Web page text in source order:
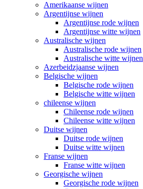
Amerikaanse wijnen
Argentijnse wijnen
Argentijnse rode wijnen
Argentijnse witte wijnen
Australische wijnen
Australische rode wijnen
Australische witte wijnen
Azerbeidzjaanse wijnen
Belgische wijnen
Belgische rode wijnen
Belgische witte wijnen
chileense wijnen
Chileense rode wijnen
Chileense witte wijnen
Duitse wijnen
Duitse rode wijnen
Duitse witte wijnen
Franse wijnen
Franse witte wijnen
Georgische wijnen
Georgische rode wijnen